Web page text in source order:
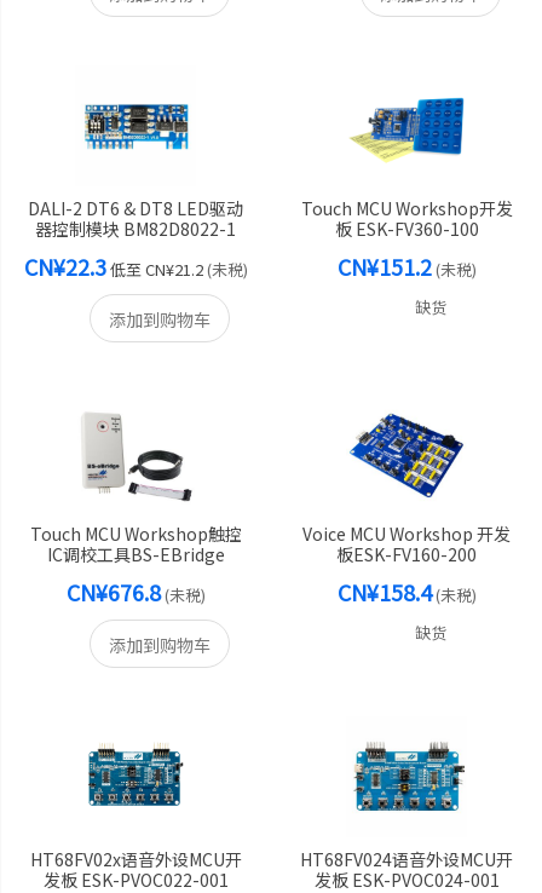
DALI-2 DT6 & DT8 LED驱动
器控制模块 BM82D8022-1
CN¥22.3低至CN¥21.2(未税)
添加到购物车
Touch MCU Workshop开发
板 ESK-FV360-100
CN¥151.2(未税)
缺货
Touch MCU Workshop触控
IC调校工具BS-EBridge
CN¥676.8(未税)
添加到购物车
Voice MCU Workshop 开发
板ESK-FV160-200
CN¥158.4(未税)
缺货
HT68FV02x语音外设MCU开
发板 ESK-PVOC022-001
HT68FV024语音外设MCU开
发板 ESK-PVOC024-001